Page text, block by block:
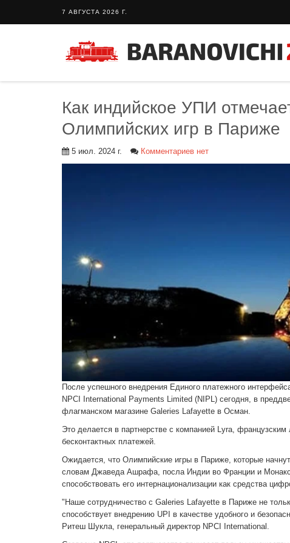
7 АВГУСТА 2026 Г.
Как индийское УПИ
Олимпийских игр в Париже
5 июл. 2024 г. Комментариев нет
После успешного внедрения Единого платежного
NPCI International Payments Limited (NIPL) сегодня, в
флагманском магазине Galeries Lafayette в Осман.
Это делается в партнерстве с компанией Lyra,
бесконтактных платежей.
Ожидается, что Олимпийские игры в Париже, которые
словам Джаведа Ашрафа, посла Индии во Франции и
способствовать его интернационализации как средства
"Наше сотрудничество с Galeries Lafayette в Париже не
способствует внедрению UPI в качестве удобного и
Ритеш Шукла, генеральный директор NPCI International.